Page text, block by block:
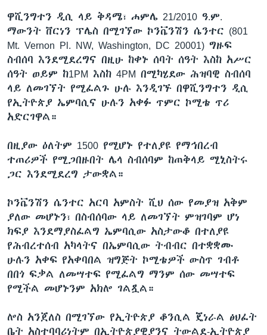
ዋሺንግተን ዲሲ ላይ ቅዳሜ፣ ሐምሌ 21/2010 ዓ.ም.
ማውንት ቨርነን ፕሌስ በሚገኘው ኮንቬንሽን ሴንተር (801
Mt. Vernon Pl. NW, Washington, DC 20001) ግዙፍ
ስብሰባ እንደሚደረግና በዚሁ ከቀኑ ሰባት ሰዓት እስከ አሥር
ሰዓት ወይም ከ1PM እስከ 4PM በሚካሄደው ሕዝባዊ ስብሰባ
ላይ ለመገኘት የሚፈልጉ ሁሉ እንዲገኙ በዋሺንግተን ዲሲ
የኢትዮጵያ ኤምባሲና ሁሉን አቀፉ ጥምር ኮሚቴ ጥሪ
አድርገዋል።
በዚያው ዕለትም 1500 የሚሆኑ የተለያዩ የማኅበረብ
ተጠሪዎች የሚጋበዙበት ሌላ ስብሰባም ከጠቅላይ ሚኒስትሩ
ጋር እንደሚደረግ ታውቋል።
ኮንቬንሽን ሴንተር አርባ አምስት ሺህ ሰው የመያዝ አቅም
ያለው መሆኑን፣ በስብሰባው ላይ ለመገኘት ምዝገባም ሆነ
ክፍያ እንደማያስፈልግ ኤምባሲው አስታውቆ በተለያዩ
የሕብረተሰብ አካላትና በኤምባሲው ትብብር በተቋቋሙ
ሁሉን አቀፍ የአቀባበል ዝግጅት ኮሚቴዎች ውስጥ ገብቶ
በበጎ ፍቃል ለመሣተፍ የሚፈልግ ማንም ሰው መሣተፍ
የሚችል መሆኑንም አክሎ ገልጿል።
ሎስ አንጀለስ በሚገኘው የኢትዮጵያ ቆንሲል ጄነራል ፅህፈት
ቤት አስተባባሪነትም በኢትዮጵያዊያንና ትውልደ-ኢትዮጵያ